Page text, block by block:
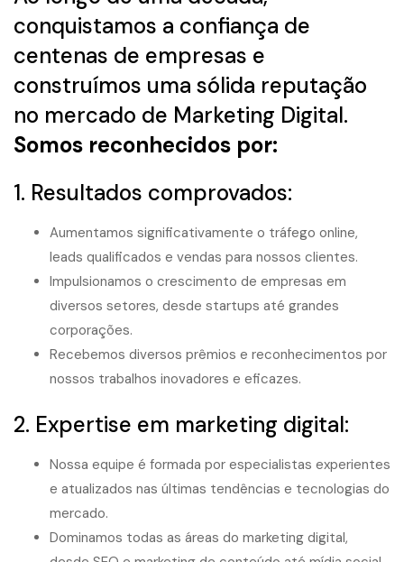
conquistamos a confiança de
centenas de empresas e
construímos uma sólida reputação
no mercado de Marketing Digital.
Somos reconhecidos por:
1. Resultados comprovados:
Aumentamos significativamente o tráfego online,
leads qualificados e vendas para nossos clientes.
Impulsionamos o crescimento de empresas em
diversos setores, desde startups até grandes
corporações.
Recebemos diversos prêmios e reconhecimentos por
nossos trabalhos inovadores e eficazes.
2. Expertise em marketing digital:
Nossa equipe é formada por especialistas experientes
e atualizados nas últimas tendências e tecnologias do
mercado.
Dominamos todas as áreas do marketing digital,